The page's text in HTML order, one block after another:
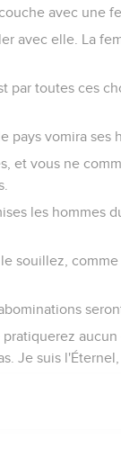
avec une
avec elle. La
par toutes ces
pays vomira ses
et vous ne
les hommes
souillez,
Je suis l'Éternel,